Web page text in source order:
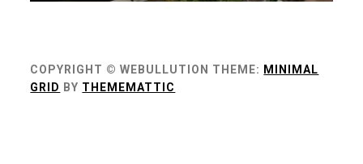
COPYRIGHT © WEBULLUTION THEME: MINIMAL
GRID BY THEMEMATTIC